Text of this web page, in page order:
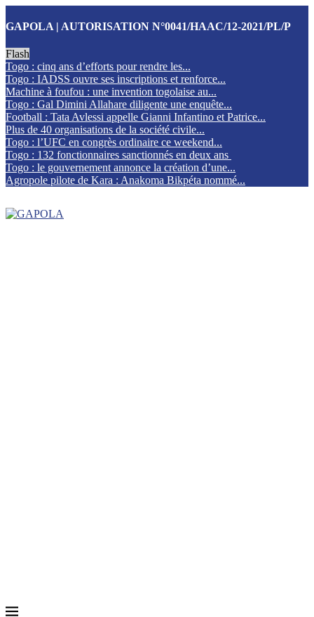
GAPOLA | AUTORISATION N°0041/HAAC/12-2021/PL/P
Flash
Togo : cinq ans d’efforts pour rendre les...
Togo : IADSS ouvre ses inscriptions et renforce...
Machine à foufou : une invention togolaise au...
Togo : Gal Dimini Allahare diligente une enquête...
Football : Tata Avlessi appelle Gianni Infantino et Patrice...
Plus de 40 organisations de la société civile...
Togo : l’UFC en congrès ordinaire ce weekend...
Togo : 132 fonctionnaires sanctionnés en deux ans
Togo : le gouvernement annonce la création d’une...
Agropole pilote de Kara : Anakoma Bikpéta nommé...